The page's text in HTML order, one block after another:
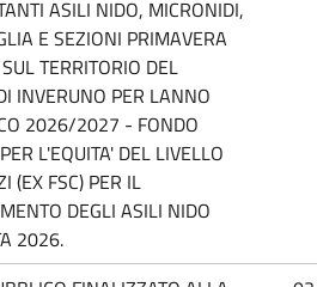
ASILI NIDO, MICRONIDI,
E SEZIONI PRIMAVERA
TERRITORIO DEL
INVERUNO PER LANNO
2026/2027 - FONDO
L'EQUITA' DEL LIVELLO
(EX FSC) PER IL
DEGLI ASILI NIDO
2026.